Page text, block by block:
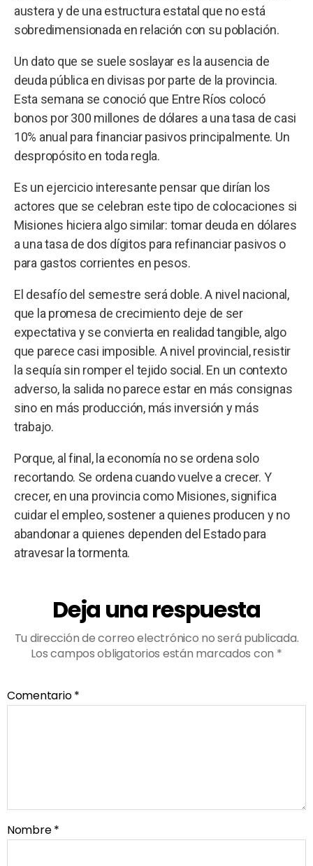
austera y de una estructura estatal que no está
sobredimensionada en relación con su población.
Un dato que se suele soslayar es la ausencia de
deuda pública en divisas por parte de la provincia.
Esta semana se conoció que Entre Ríos colocó
bonos por 300 millones de dólares a una tasa de casi
10% anual para financiar pasivos principalmente. Un
despropósito en toda regla.
Es un ejercicio interesante pensar que dirían los
actores que se celebran este tipo de colocaciones si
Misiones hiciera algo similar: tomar deuda en dólares
a una tasa de dos dígitos para refinanciar pasivos o
para gastos corrientes en pesos.
El desafío del semestre será doble. A nivel nacional,
que la promesa de crecimiento deje de ser
expectativa y se convierta en realidad tangible, algo
que parece casi imposible. A nivel provincial, resistir
la sequía sin romper el tejido social. En un contexto
adverso, la salida no parece estar en más consignas
sino en más producción, más inversión y más
trabajo.
Porque, al final, la economía no se ordena solo
recortando. Se ordena cuando vuelve a crecer. Y
crecer, en una provincia como Misiones, significa
cuidar el empleo, sostener a quienes producen y no
abandonar a quienes dependen del Estado para
atravesar la tormenta.
Deja una respuesta
Tu dirección de correo electrónico no será publicada.
Los campos obligatorios están marcados con *
Comentario*
Nombre*